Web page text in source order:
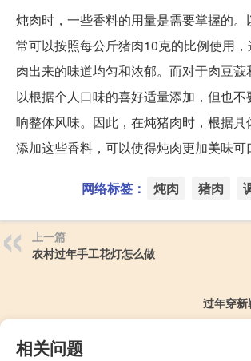
炖肉时，一些香料的用量是需要掌握的。
常可以按照每公斤猪肉10克的比例使用
肉出来的味道均匀和浓郁。而对于肉豆
以根据个人口味的喜好适量添加，但也
响整体风味。因此，在炖猪肉时，根据
添加这些香料，可以使得炖肉更加美味可
网络标签： 炖肉 猪肉
上一篇
农村过年手工花灯怎么做
过年穿
相关问题